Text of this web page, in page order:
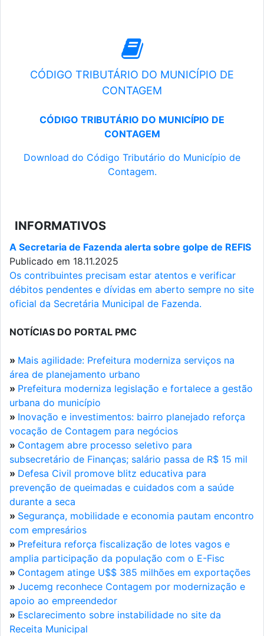
CÓDIGO TRIBUTÁRIO DO MUNICÍPIO DE
CONTAGEM
CÓDIGO TRIBUTÁRIO DO MUNICÍPIO DE
CONTAGEM
Download do Código Tributário do Município de
Contagem.
INFORMATIVOS
A Secretaria de Fazenda alerta sobre golpe de REFIS
Publicado em 18.11.2025
Os contribuintes precisam estar atentos e verificar
débitos pendentes e dívidas em aberto sempre no site
oficial da Secretária Municipal de Fazenda.
NOTÍCIAS DO PORTAL PMC
» Mais agilidade: Prefeitura moderniza serviços na
área de planejamento urbano
» Prefeitura moderniza legislação e fortalece a gestão
urbana do município
» Inovação e investimentos: bairro planejado reforça
vocação de Contagem para negócios
» Contagem abre processo seletivo para
subsecretário de Finanças; salário passa de R$ 15 mil
» Defesa Civil promove blitz educativa para
prevenção de queimadas e cuidados com a saúde
durante a seca
» Segurança, mobilidade e economia pautam encontro
com empresários
» Prefeitura reforça fiscalização de lotes vagos e
amplia participação da população com o E-Fisc
» Contagem atinge U$$ 385 milhões em exportações
» Jucemg reconhece Contagem por modernização e
apoio ao empreendedor
» Esclarecimento sobre instabilidade no site da
Receita Municipal